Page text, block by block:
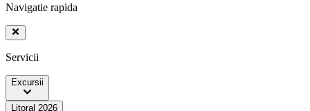
Navigatie rapida
Servicii
Excursii
Litoral 2026